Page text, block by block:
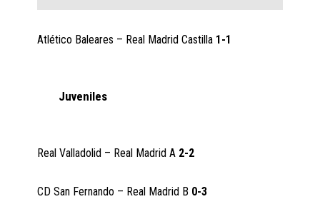
Atlético Baleares – Real Madrid Castilla 1-1
Juveniles
Real Valladolid – Real Madrid A 2-2
CD San Fernando – Real Madrid B 0-3